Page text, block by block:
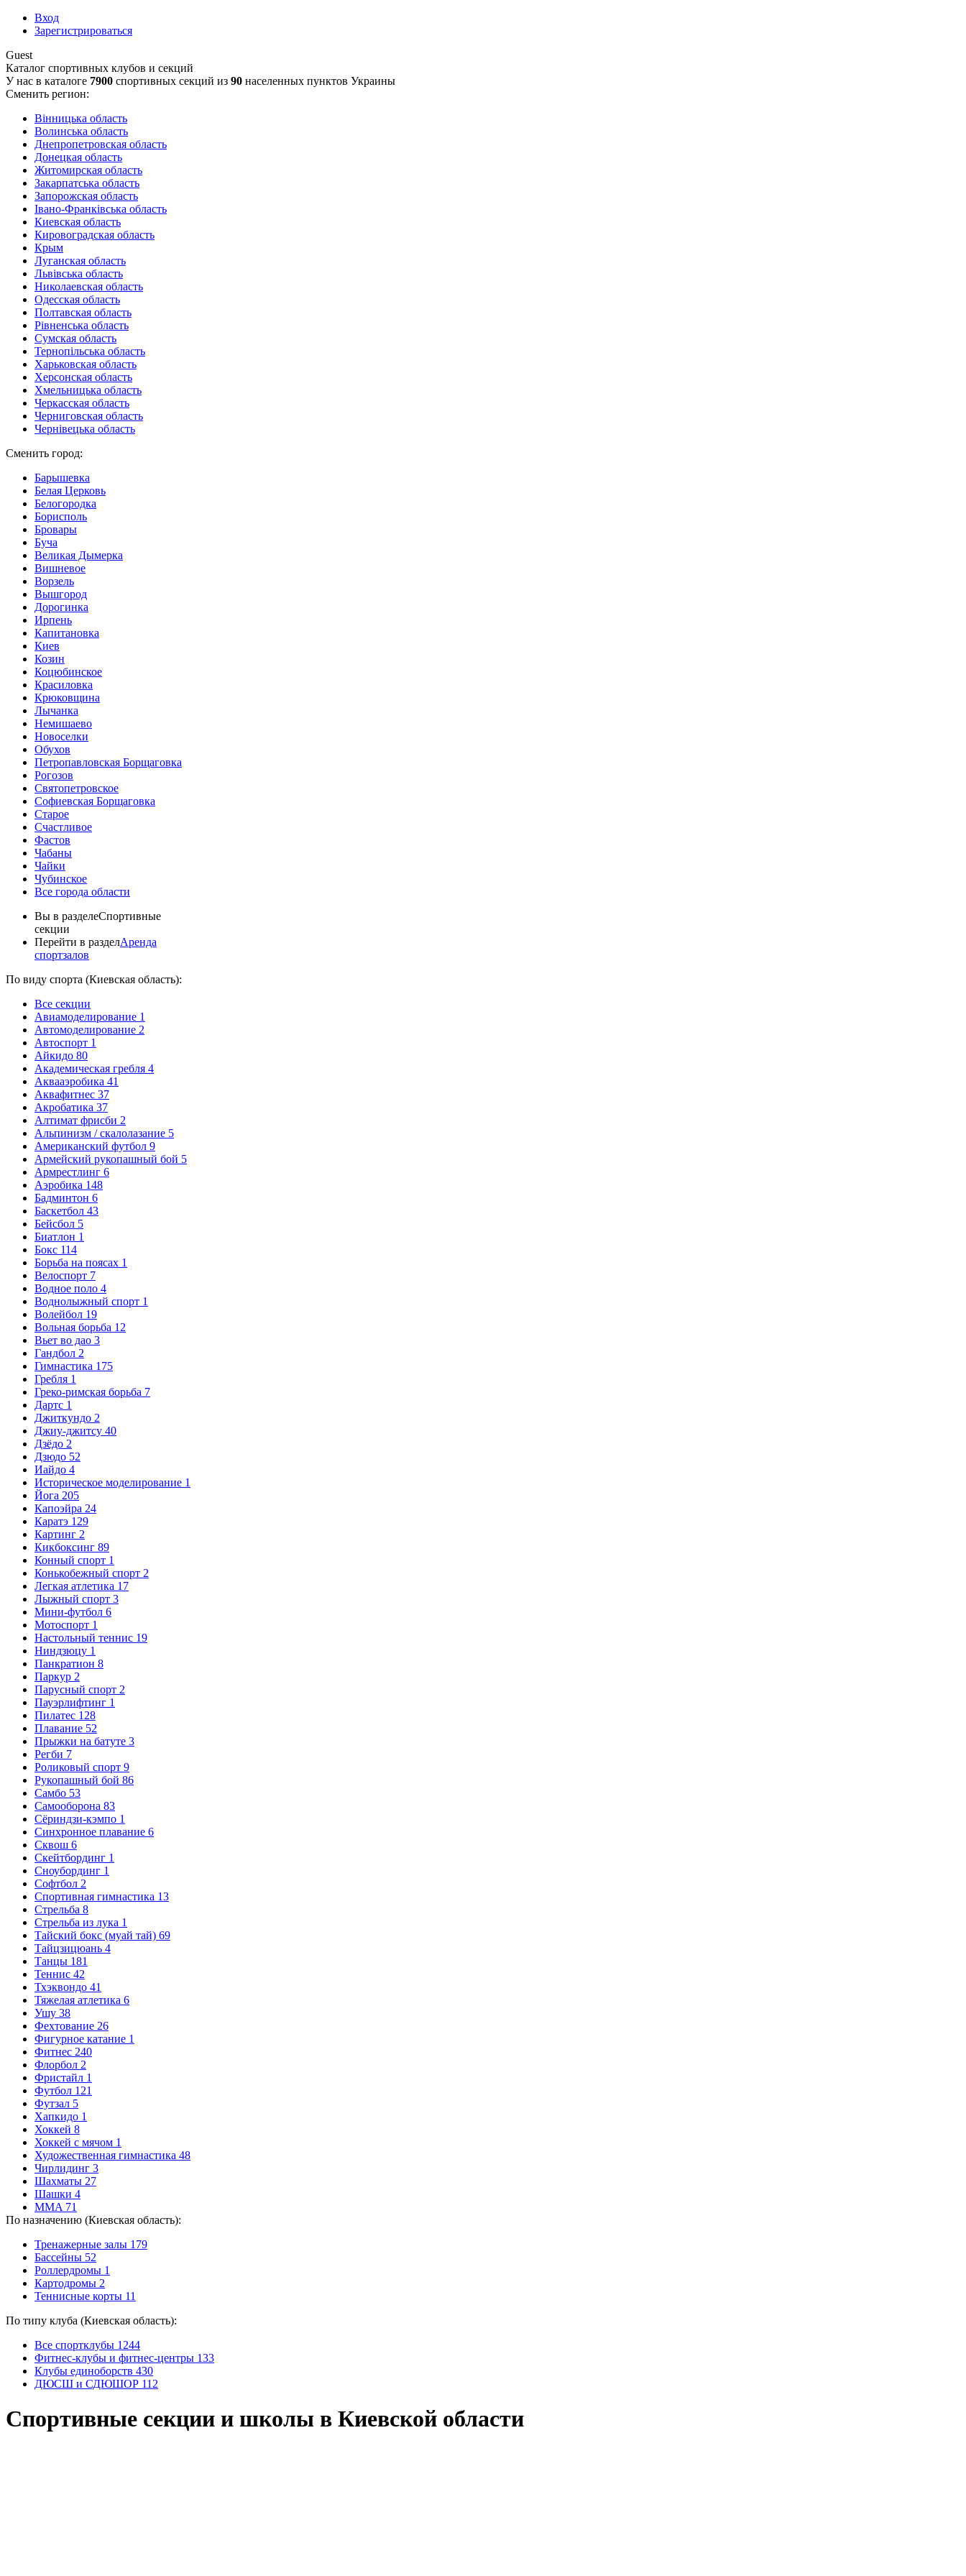
Вход
Зарегистрироваться
Guest
Каталог спортивных клубов и секций
У нас в каталоге 7900 спортивных секций из 90 населенных пунктов Украины
Сменить регион:
Вінницька область
Волинська область
Днепропетровская область
Донецкая область
Житомирская область
Закарпатська область
Запорожская область
Івано-Франківська область
Киевская область
Кировоградская область
Крым
Луганская область
Львівська область
Николаевская область
Одесская область
Полтавская область
Рівненська область
Сумская область
Тернопільська область
Харьковская область
Херсонская область
Хмельницька область
Черкасская область
Черниговская область
Чернівецька область
Сменить город:
Барышевка
Белая Церковь
Белогородка
Борисполь
Бровары
Буча
Великая Дымерка
Вишневое
Ворзель
Вышгород
Дорогинка
Ирпень
Капитановка
Киев
Козин
Коцюбинское
Красиловка
Крюковщина
Лычанка
Немишаево
Новоселки
Обухов
Петропавловская Борщаговка
Рогозов
Святопетровское
Софиевская Борщаговка
Старое
Счастливое
Фастов
Чабаны
Чайки
Чубинское
Все города области
Вы в разделеСпортивные
секции
Перейти в разделАренда
спортзалов
По виду спорта (Киевская область):
Все секции
Авиамоделирование 1
Автомоделирование 2
Автоспорт 1
Айкидо 80
Академическая гребля 4
Аквааэробика 41
Аквафитнес 37
Акробатика 37
Алтимат фрисби 2
Альпинизм / скалолазание 5
Американский футбол 9
Армейский рукопашный бой 5
Армрестлинг 6
Аэробика 148
Бадминтон 6
Баскетбол 43
Бейсбол 5
Биатлон 1
Бокс 114
Борьба на поясах 1
Велоспорт 7
Водное поло 4
Воднолыжный спорт 1
Волейбол 19
Вольная борьба 12
Вьет во дао 3
Гандбол 2
Гимнастика 175
Гребля 1
Греко-римская борьба 7
Дартс 1
Джиткундо 2
Джиу-джитсу 40
Дзёдо 2
Дзюдо 52
Иайдо 4
Историческое моделирование 1
Йога 205
Капоэйра 24
Каратэ 129
Картинг 2
Кикбоксинг 89
Конный спорт 1
Конькобежный спорт 2
Легкая атлетика 17
Лыжный спорт 3
Мини-футбол 6
Мотоспорт 1
Настольный теннис 19
Ниндзюцу 1
Панкратион 8
Паркур 2
Парусный спорт 2
Пауэрлифтинг 1
Пилатес 128
Плавание 52
Прыжки на батуте 3
Регби 7
Роликовый спорт 9
Рукопашный бой 86
Самбо 53
Самооборона 83
Сёриндзи-кэмпо 1
Синхронное плавание 6
Сквош 6
Скейтбординг 1
Сноубординг 1
Софтбол 2
Спортивная гимнастика 13
Стрельба 8
Стрельба из лука 1
Тайский бокс (муай тай) 69
Тайцзицюань 4
Танцы 181
Теннис 42
Тхэквондо 41
Тяжелая атлетика 6
Ушу 38
Фехтование 26
Фигурное катание 1
Фитнес 240
Флорбол 2
Фристайл 1
Футбол 121
Футзал 5
Хапкидо 1
Хоккей 8
Хоккей с мячом 1
Художественная гимнастика 48
Чирлидинг 3
Шахматы 27
Шашки 4
MMA 71
По назначению (Киевская область):
Тренажерные залы 179
Бассейны 52
Роллердромы 1
Картодромы 2
Теннисные корты 11
По типу клуба (Киевская область):
Все спортклубы 1244
Фитнес-клубы и фитнес-центры 133
Клубы единоборств 430
ДЮСШ и СДЮШОР 112
Спортивные секции и школы в Киевской области